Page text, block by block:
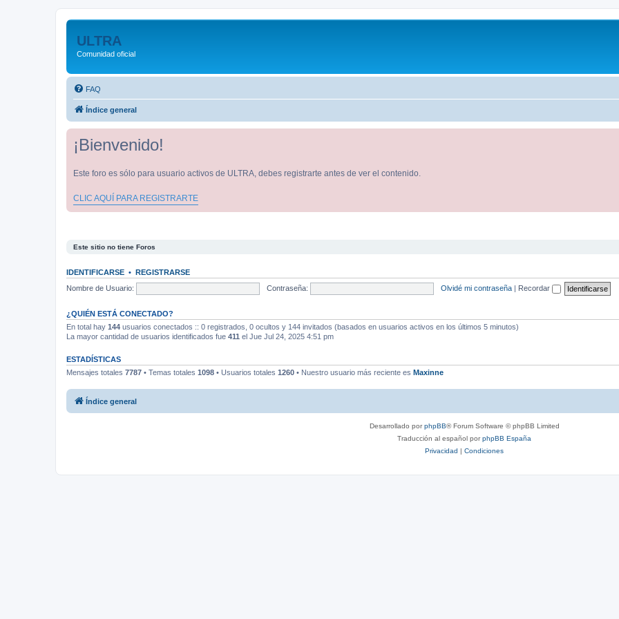
ULTRA
Comunidad oficial
FAQ
Índice general
¡Bienvenido!
Este foro es sólo para usuario activos de ULTRA, debes registrarte antes de ver el contenido.
CLIC AQUÍ PARA REGISTRARTE
Este sitio no tiene Foros
IDENTIFICARSE • REGISTRARSE
Nombre de Usuario:
Contraseña: Olvidé mi contraseña | Recordar
¿QUIÉN ESTÁ CONECTADO?
En total hay 144 usuarios conectados :: 0 registrados, 0 ocultos y 144 invitados (basados en usuarios activos en los últimos 5 minutos)
La mayor cantidad de usuarios identificados fue 411 el Jue Jul 24, 2025 4:51 pm
ESTADÍSTICAS
Mensajes totales 7787 • Temas totales 1098 • Usuarios totales 1260 • Nuestro usuario más reciente es Maxinne
Índice general
Desarrollado porphpBB® Forum Software © phpBB Limited
Traducción al español porphpBB España
Privacidad | Condiciones